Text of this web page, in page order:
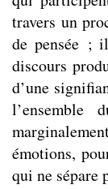
travers un
de pensée ;
discours
d’une
l’ensemble
émotions,
qui ne sépare